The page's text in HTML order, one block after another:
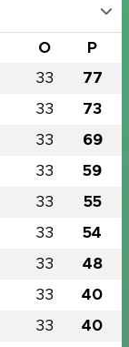
O P
33 77
33 73
33 69
33 59
33 55
33 54
33 48
33 40
33 40